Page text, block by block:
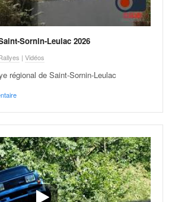
Sornin-Leulac 2026
| Vidéos
régional de Saint-Sornin-Leulac